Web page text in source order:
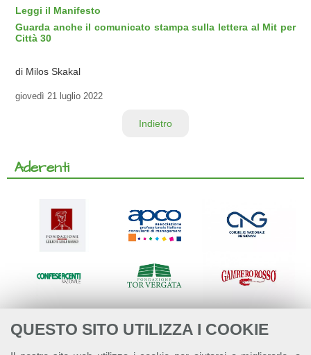
QUESTO SITO UTILIZZA I COOKIE
Leggi il Manifesto
Guarda anche il comunicato stampa sulla lettera al Mit per
Città 30
di Milos Skakal
giovedì 21 luglio 2022
Indietro
Aderenti